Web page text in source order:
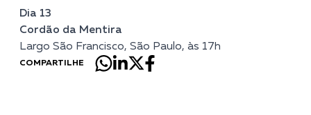
Dia 13
Cordão da Mentira
Largo São Francisco, São Paulo, às 17h
COMPARTILHE